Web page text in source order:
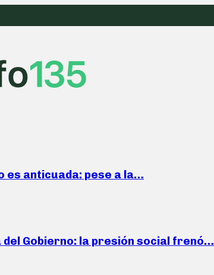
es anticuada: pese a la…
Gobierno: la presión social frenó…